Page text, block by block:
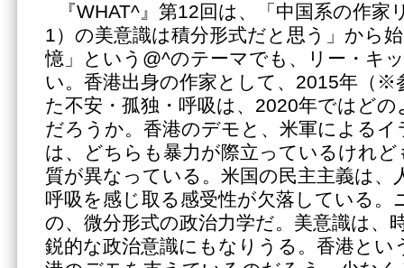
『WHAT^』第12回は、「中国系の作
1）の美意識は積分形式だと思う」から
憶」という@^のテーマでも、リー・キ
い。香港出身の作家として、2015年（※
た不安・孤独・呼吸は、2020年ではど
だろうか。香港のデモと、米軍によるイ
は、どちらも暴力が際立っているけれ
質が異なっている。米国の民主主義は、
呼吸を感じ取る感受性が欠落している。
の、微分形式の政治力学だ。美意識は、
鋭的な政治意識にもなりうる。香港とい